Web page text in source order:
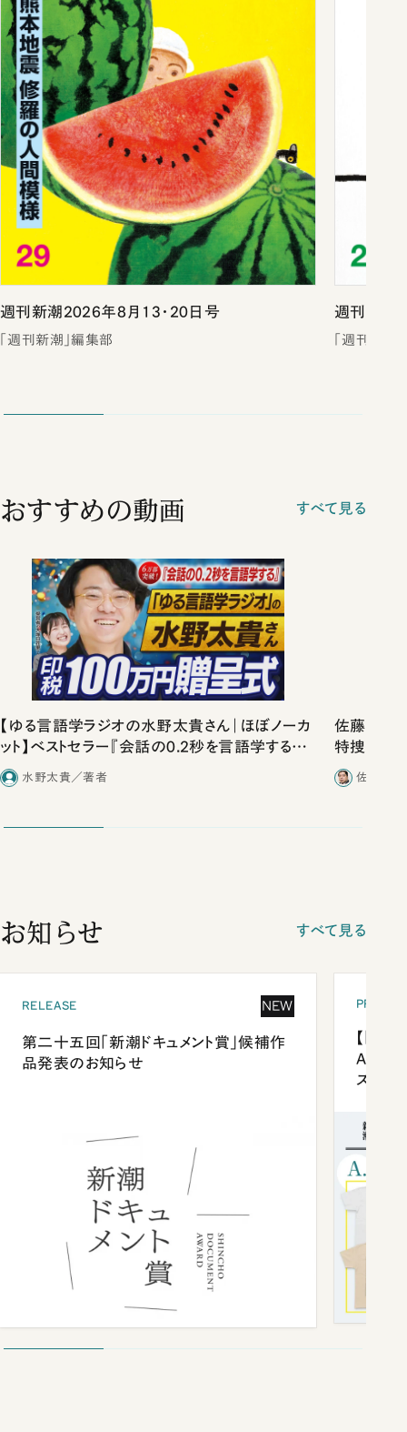
週刊新潮2026年8月13・20日号
「週刊新潮」編集部
週刊新潮
「週刊新潮
おすすめの動画 すべて見る
【ゆる言語学ラジオの水野太貴さん｜ほぼノーカ
ット】ベストセラー『会話の0.2秒を言語学する』
印税100万円贈呈式お送り！
水野太貴／著者
佐藤優vs
特捜取調
合ったこと
佐藤優
お知らせ すべて見る
RELEASE NEW
第二十五回「新潮ドキュメント賞」候補作
品発表のお知らせ
【「新
ズプレ